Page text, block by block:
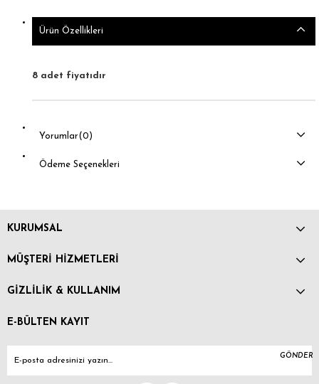
Ürün Özellikleri
8 adet fiyatıdır
Yorumlar(0)
Ödeme Seçenekleri
KURUMSAL
MÜŞTERİ HİZMETLERİ
GİZLİLİK & KULLANIM
E-BÜLTEN KAYIT
GÖNDER